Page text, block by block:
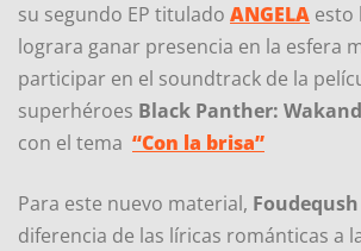
su segundo EP titulado ANGELA esto
lograra ganar presencia en la esfera
participar en el soundtrack de la
superhéroes Black Panther:
con el tema “Con la brisa”
Para este nuevo material, Foudeqush
diferencia de las líricas románticas a